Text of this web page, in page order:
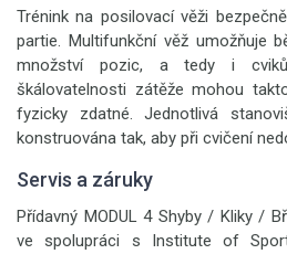
Trénink na posilovací věži
partie. Multifunkční věž umožňuje
množství pozic, a tedy i
škálovatelnosti zátěže mohou
fyzicky zdatné. Jednotlivá
konstruována tak, aby při cvičení
Servis a záruky
Přídavný MODUL 4 Shyby / Kliky /
ve spolupráci s Institute of